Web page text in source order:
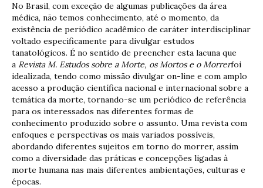
No Brasil, com exceção de algumas publicações da área
médica, não temos conhecimento, até o momento, da
existência de periódico acadêmico de caráter interdisciplinar
voltado especificamente para divulgar estudos
tanatológicos. É no sentido de preencher esta lacuna que
a Revista M. Estudos sobre a Morte, os Mortos e o Morrerfoi
idealizada, tendo como missão divulgar on-line e com amplo
acesso a produção científica nacional e internacional sobre a
temática da morte, tornando-se um periódico de referência
para os interessados nas diferentes formas de
conhecimento produzido sobre o assunto. Uma revista com
enfoques e perspectivas os mais variados possíveis,
abordando diferentes sujeitos em torno do morrer, assim
como a diversidade das práticas e concepções ligadas à
morte humana nas mais diferentes ambientações, culturas e
épocas.